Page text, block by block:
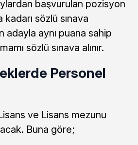
başvurulan pozisyon
sözlü sınava
adayla aynı puana sahip
sözlü sınava alınır.
Personel
ve Lisans mezunu
Buna göre;